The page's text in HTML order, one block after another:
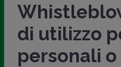
di utilizzo
personali